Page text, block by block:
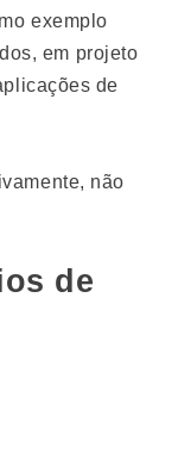
exemplo
em projeto
de
não
de